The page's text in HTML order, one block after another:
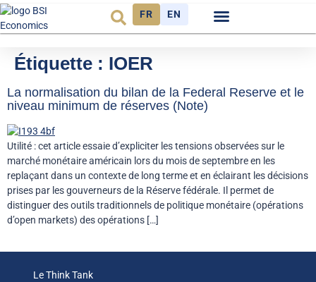
FR EN
Étiquette : IOER
La normalisation du bilan de la Federal Reserve et le
niveau minimum de réserves (Note)
Utilité : cet article essaie d’expliciter les tensions observées sur le
marché monétaire américain lors du mois de septembre en les
replaçant dans un contexte de long terme et en éclairant les décisions
prises par les gouverneurs de la Réserve fédérale. Il permet de
distinguer des outils traditionnels de politique monétaire (opérations
d’open markets) des opérations […]
Le Think Tank